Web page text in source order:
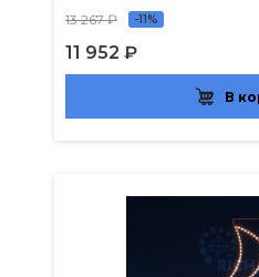
13 267 ₽ -11%
11 952 ₽
В